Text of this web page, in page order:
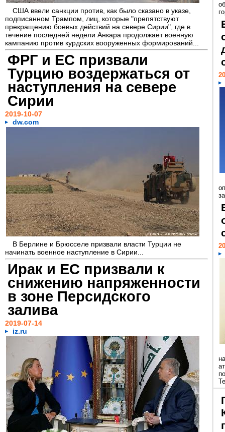
США ввели санкции против, как было сказано в указе,
подписанном Трампом, лиц, которые "препятствуют
прекращению боевых действий на севере Сирии", где в
течение последней недели Анкара продолжает военную
кампанию против курдских вооруженных формирований...
ФРГ и ЕС призвали
Турцию воздержаться от
наступления на севере
Сирии
2019-10-07
dw.com
В Берлине и Брюсселе призвали власти Турции не
начинать военное наступление в Сирии...
Ирак и ЕС призвали к
снижению напряженности
в зоне Персидского
залива
2019-07-14
iz.ru